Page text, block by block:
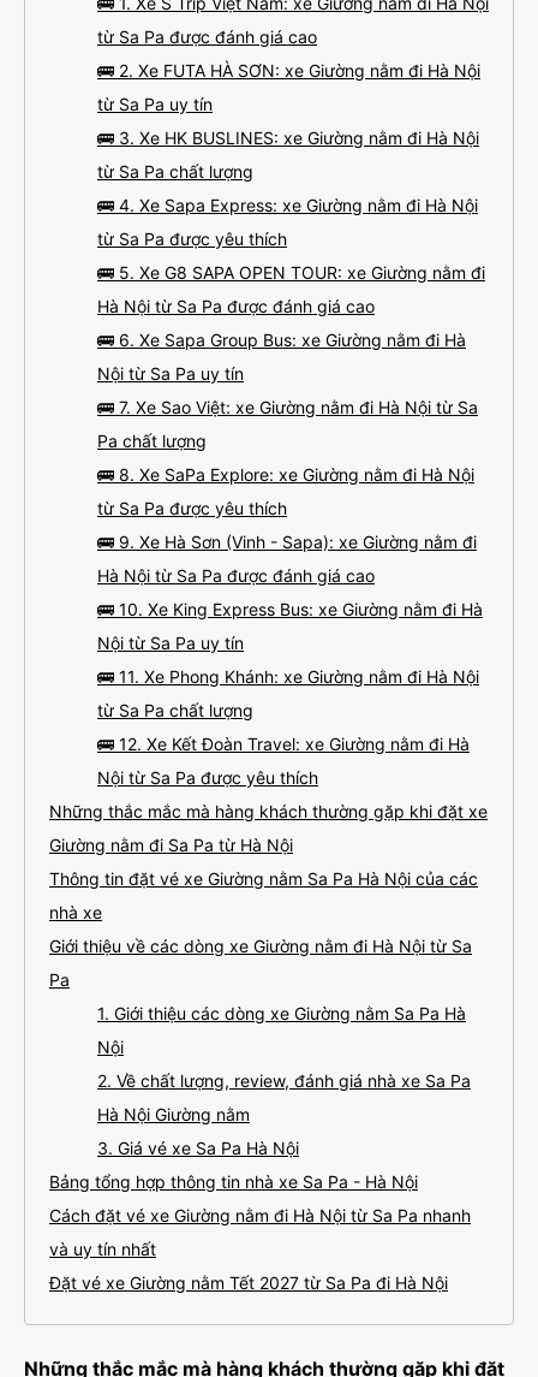
đến mức rất rất thất vọng vì đây là hãng xe buýt chỉ hoạt động vào ban
hơn, nhưng nếu đi Sapa sau này mình nghĩ mình sẽ xem lịch chạy của hãng
xe này (Sapa Express) trước.
từ Sa Pa được đánh giá cao
🚌 2. Xe FUTA HÀ SƠN: xe Giường nằm đi Hà Nội
từ Sa Pa uy tín
🚌 3. Xe HK BUSLINES: xe Giường nằm đi Hà Nội
từ Sa Pa chất lượng
🚌 4. Xe Sapa Express: xe Giường nằm đi Hà Nội
từ Sa Pa được yêu thích
🚌 5. Xe G8 SAPA OPEN TOUR: xe Giường nằm đi
Hà Nội từ Sa Pa được đánh giá cao
🚌 6. Xe Sapa Group Bus: xe Giường nằm đi Hà
Nội từ Sa Pa uy tín
🚌 7. Xe Sao Việt: xe Giường nằm đi Hà Nội từ Sa
Pa chất lượng
🚌 8. Xe SaPa Explore: xe Giường nằm đi Hà Nội
từ Sa Pa được yêu thích
🚌 9. Xe Hà Sơn (Vinh - Sapa): xe Giường nằm đi
Hà Nội từ Sa Pa được đánh giá cao
🚌 10. Xe King Express Bus: xe Giường nằm đi Hà
Nội từ Sa Pa uy tín
🚌 11. Xe Phong Khánh: xe Giường nằm đi Hà Nội
từ Sa Pa chất lượng
🚌 12. Xe Kết Đoàn Travel: xe Giường nằm đi Hà
Nội từ Sa Pa được yêu thích
Những thắc mắc mà hàng khách thường gặp khi đặt xe
Giường nằm đi Sa Pa từ Hà Nội
Thông tin đặt vé xe Giường nằm Sa Pa Hà Nội của các
nhà xe
Giới thiệu về các dòng xe Giường nằm đi Hà Nội từ Sa
Pa
1. Giới thiệu các dòng xe Giường nằm Sa Pa Hà
Nội
2. Về chất lượng, review, đánh giá nhà xe Sa Pa
Hà Nội Giường nằm
3. Giá vé xe Sa Pa Hà Nội
Bảng tổng hợp thông tin nhà xe Sa Pa - Hà Nội
Cách đặt vé xe Giường nằm đi Hà Nội từ Sa Pa nhanh
và uy tín nhất
Đặt vé xe Giường nằm Tết 2027 từ Sa Pa đi Hà Nội
Những thắc mắc mà hàng khách thường gặp khi đặt